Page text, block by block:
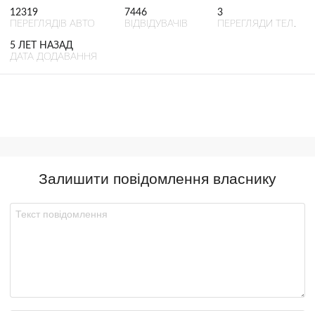
12319
ПЕРЕГЛЯДІВ АВТО
7446
ВІДВІДУВАЧІВ
3
ПЕРЕГЛЯДИ ТЕЛ.
5 ЛЕТ НАЗАД
ДАТА ДОДАВАННЯ
Залишити повідомлення власнику